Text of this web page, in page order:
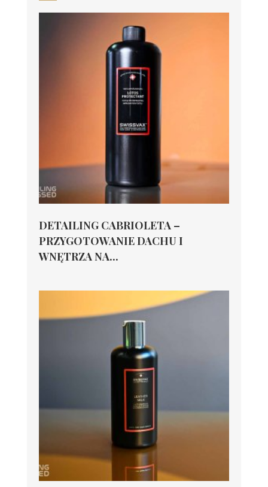
DETAILING CABRIOLETA –
PRZYGOTOWANIE DACHU I
WNĘTRZA NA...